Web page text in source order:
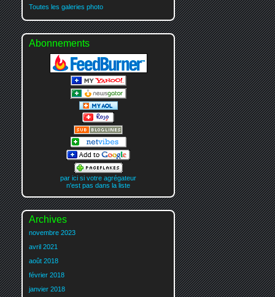
Toutes les galeries photo
Abonnements
par ici si votre agrégateur
n'est pas dans la liste
Archives
novembre 2023
avril 2021
août 2018
février 2018
janvier 2018